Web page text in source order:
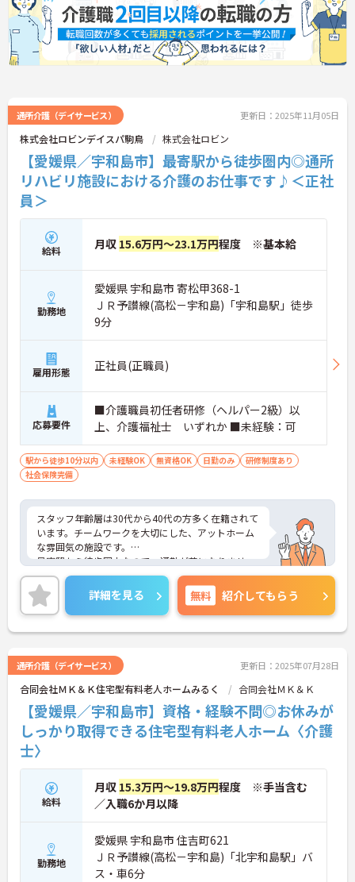
通所介護（デイサービス） 更新日：2025年11月05日
株式会社ロビンデイスパ駒鳥 株式会社ロビン
【愛媛県／宇和島市】最寄駅から徒歩圏内◎通所
リハビリ施設における介護のお仕事です♪＜正社
員＞
給料 月収 15.6万円～23.1万円程度 ※基本給
勤務地
愛媛県 宇和島市 寄松甲368-1
ＪＲ予讃線(高松－宇和島)「宇和島駅」徒歩
9分
雇用形態 正社員(正職員)
応募要件
■介護職員初任者研修（ヘルパー2級）以
上、介護福祉士 いずれか ■未経験：可
駅から徒歩10分以内 未経験OK 無資格OK 日勤のみ
研修制度あり
社会保険完備
スタッフ年齢層は30代から40代の方多く在籍されて
います。チームワークを大切にした、アットホーム
な雰囲気の施設です。
最寄駅から徒歩圏内なので、通勤が苦になりませ
ん。また、研修やフォロー体制が整っているので、
安心して就業できます。
ご興味のある方には、面接対策ポイントなど、さら
に詳細をお話しいたしますのでお気軽にご相談くだ
さい！
詳細を見る 無料 紹介してもらう
通所介護（デイサービス） 更新日：2025年07月28日
合同会社ＭＫ＆Ｋ住宅型有料老人ホームみるく 合同会社ＭＫ＆Ｋ
【愛媛県／宇和島市】資格・経験不問◎お休みが
しっかり取得できる住宅型有料老人ホーム〈介護
士〉
給料
月収 15.3万円～19.8万円程度 ※手当含む
／入職6か月以降
勤務地
愛媛県 宇和島市 住吉町621
ＪＲ予讃線(高松－宇和島)「北宇和島駅」バ
ス・車6分